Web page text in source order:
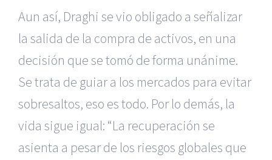
Aun así, Draghi se vio obligado a señalizar
la salida de la compra de activos, en una
decisión que se tomó de forma unánime.
Se trata de guiar a los mercados para evitar
sobresaltos, eso es todo. Por lo demás, la
vida sigue igual: “La recuperación se
asienta a pesar de los riesgos globales que